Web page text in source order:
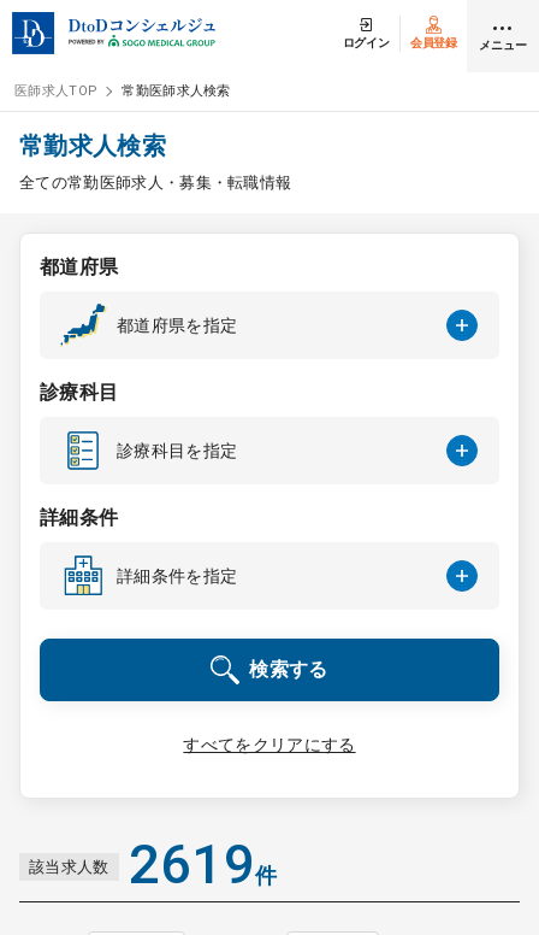
ログイン 会員登録 メニュー
ログイン
医師求人
常勤検索
スポット検索
DtoDの転職・
コンサルタント
成功事例
転職ノウハウ
受付時間 9:00 ～ 18:00（平日）
0120-337-613
医師求人TOP 常勤医師求人検索
常勤求人検索
全ての常勤医師求人・募集・転職情報
都道府県
都道府県を指定
診療科目
診療科目を指定
詳細条件
詳細条件を指定
検索する
すべてをクリアにする
該当求人数 2619件